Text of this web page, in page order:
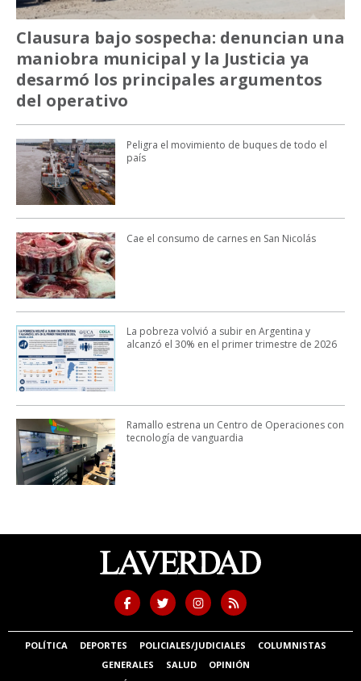
Clausura bajo sospecha: denuncian una
maniobra municipal y la Justicia ya
desarmó los principales argumentos
del operativo
Peligra el movimiento de buques de todo el
país
Cae el consumo de carnes en San Nicolás
La pobreza volvió a subir en Argentina y
alcanzó el 30% en el primer trimestre de 2026
Ramallo estrena un Centro de Operaciones con
tecnología de vanguardia
POLÍTICA DEPORTES POLICIALES/JUDICIALES
COLUMNISTAS
GENERALES
SALUD
OPINIÓN